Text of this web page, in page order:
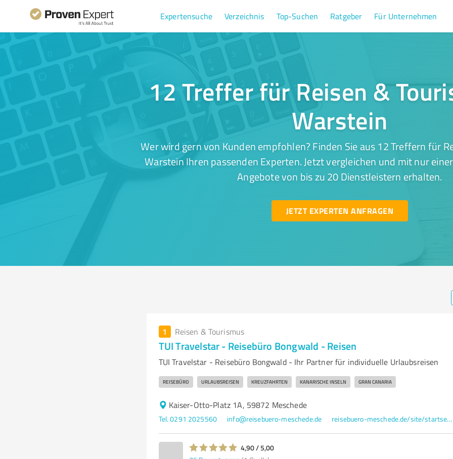
Expertensuche Verzeichnis Top-Suchen Ratgeber Für Unternehmen
12 Treffer für Reisen &
Warstein
Wer wird gern von Kunden empfohlen? Finden Sie aus 12 Treffern für
Warstein Ihren passenden Experten. Jetzt vergleichen und mit nur
Angebote von bis zu 20 Dienstleistern erhalten.
JETZT EXPERTEN ANFRAGEN
1 Reisen & Tourismus
TUI Travelstar - Reisebüro Bongwald - Reisen
TUI Travelstar - Reisebüro Bongwald - Ihr Partner für individuelle Urlaubsreisen
REISEBÜRO URLAUBSREISEN KREUZFAHRTEN KANARISCHE INSELN GRAN CANARIA
Kaiser-Otto-Platz 1A, 59872 Meschede
Tel. 0291 2025560 info@reisebuero-meschede.de reisebuero-meschede.de/site/startseite/
4,90 / 5,00